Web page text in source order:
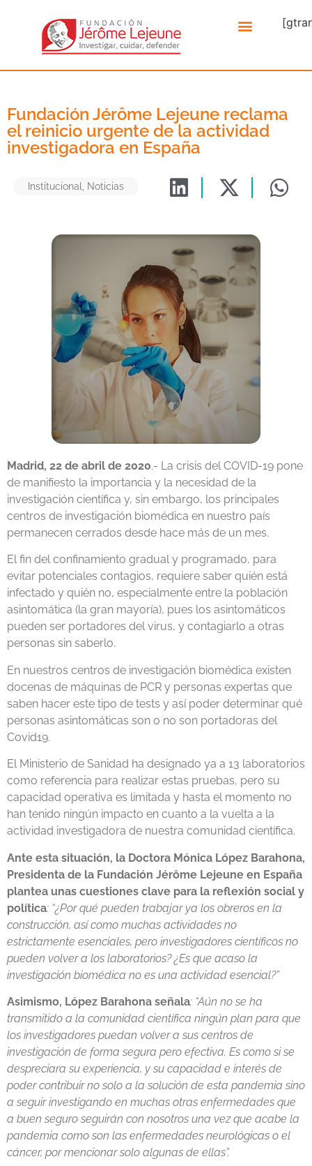
Fundación Jérôme Lejeune reclama
el reinicio urgente de la actividad
investigadora en España
Institucional Noticias
Madrid, 22 de abril de 2020.- La crisis del COVID-19 pone
de manifiesto la importancia y la necesidad de la
investigación científica y, sin embargo, los principales
centros de investigación biomédica en nuestro país
permanecen cerrados desde hace más de un mes.
El fin del confinamiento gradual y programado, para
evitar potenciales contagios, requiere saber quién está
infectado y quién no, especialmente entre la población
asintomática (la gran mayoría), pues los asintomáticos
pueden ser portadores del virus, y contagiarlo a otras
personas sin saberlo.
En nuestros centros de investigación biomédica existen
docenas de máquinas de PCR y personas expertas que
saben hacer este tipo de tests y así poder determinar qué
personas asintomáticas son o no son portadoras del
Covid19.
El Ministerio de Sanidad ha designado ya a 13 laboratorios
como referencia para realizar estas pruebas, pero su
capacidad operativa es limitada y hasta el momento no
han tenido ningún impacto en cuanto a la vuelta a la
actividad investigadora de nuestra comunidad científica.
Ante esta situación, la Doctora Mónica López Barahona,
Presidenta de la Fundación Jérôme Lejeune en España
plantea unas cuestiones clave para la reflexión social y
política: “¿Por qué pueden trabajar ya los obreros en la
construcción, así como muchas actividades no
estrictamente esenciales, pero investigadores científicos no
pueden volver a los laboratorios? ¿Es que acaso la
investigación biomédica no es una actividad esencial?”
Asimismo, López Barahona señala: “Aún no se ha
transmitido a la comunidad científica ningún plan para que
los investigadores puedan volver a sus centros de
investigación de forma segura pero efectiva. Es como si se
despreciara su experiencia, y su capacidad e interés de
poder contribuir no solo a la solución de esta pandemia sino
a seguir investigando en muchas otras enfermedades que
a buen seguro seguirán con nosotros una vez que acabe la
pandemia como son las enfermedades neurológicas o el
cáncer, por mencionar solo algunas de ellas”.